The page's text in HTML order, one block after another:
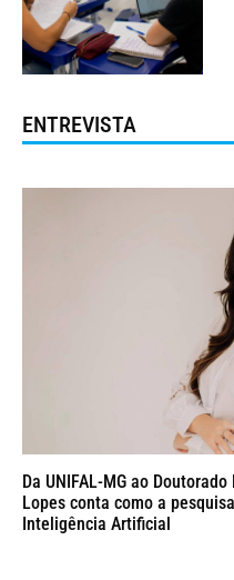
ENTREVISTA
Da UNIFAL-MG ao
Lopes conta como a
Inteligência Artificial